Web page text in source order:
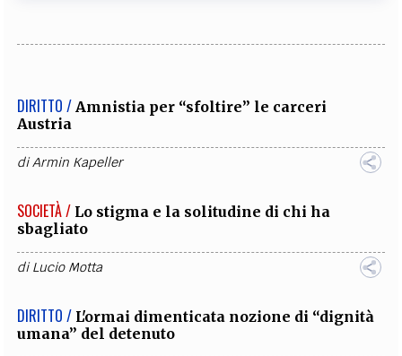
DIRITTO / Amnistia per “sfoltire” le carceri
Austria
diArmin Kapeller
SOCIETÀ / Lo stigma e la solitudine di chi ha
sbagliato
diLucio Motta
DIRITTO / L'ormai dimenticata nozione di “dignità
umana” del detenuto